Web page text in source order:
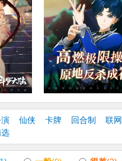
仙侠 卡牌 回合制 联网